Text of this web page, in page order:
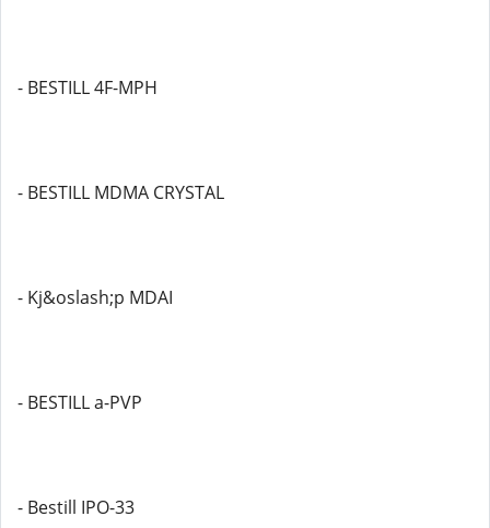
- BESTILL 4F-MPH
- BESTILL MDMA CRYSTAL
- Kj&oslash;p MDAI
- BESTILL a-PVP
- Bestill IPO-33